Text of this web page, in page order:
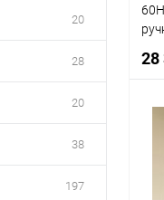
20
28
20
38
197
28